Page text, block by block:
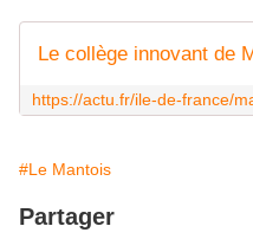
#Le Mantois
Partager